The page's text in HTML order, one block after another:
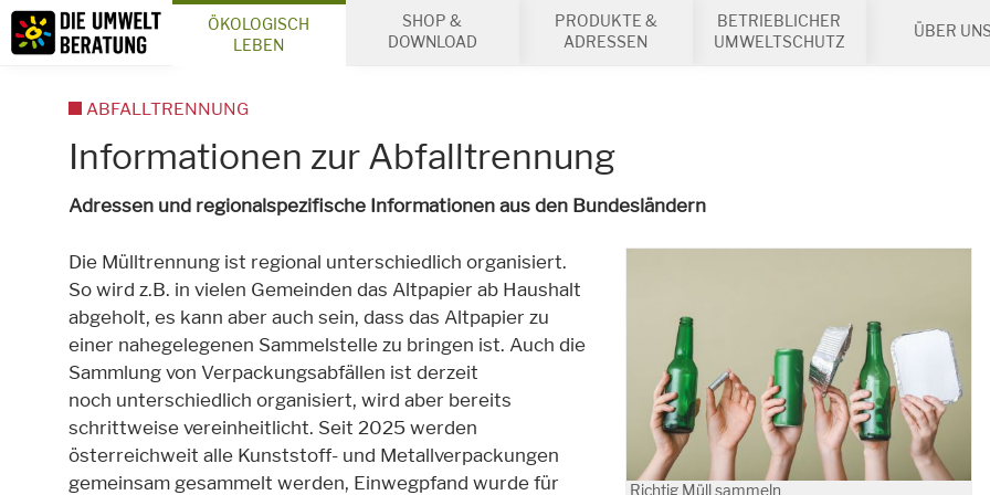
Inhalt
Suche
ÖKOLOGISCH
LEBEN
SHOP &
DOWNLOAD
PRODUKTE &
ADRESSEN
BETRIEBLICHER
UMWELTSCHUTZ
ÜBER
Informationen zur Abfalltrennung
Adressen und regionalspezifische Informationen aus den Bundesländern
Richtig Müll sammeln
Die Mülltrennungist regional unterschiedlich organisiert.
So wird z.B. in vielen Gemeinden das Altpapier ab Haushalt
abgeholt, es kann aber auch sein, dass das Altpapier zu
einer nahegelegenen Sammelstelle zu bringen ist. Auch die
Sammlung von Verpackungsabfällen ist derzeit
noch unterschiedlich organisiert, wird aber bereits
schrittweise vereinheitlicht. Seit 2025 werden
österreichweit alle Kunststoff- und Metallverpackungen
gemeinsam gesammelt werden, Einwegpfand wurde für
ABFALLTRENNUNG